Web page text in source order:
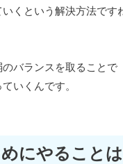
くという解決方法です
バランスを取ることで
いくんです。
にやること